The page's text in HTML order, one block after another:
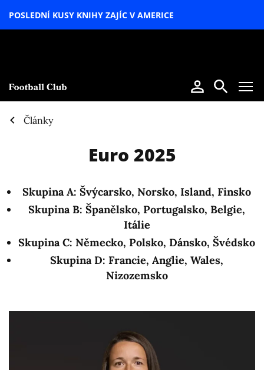
POSLEDNÍ KUSY KNIHY ZAJÍC V AMERICE
Články
Euro 2025
Skupina A: Švýcarsko, Norsko, Island, Finsko
Skupina B: Španělsko, Portugalsko, Belgie,
Itálie
Skupina C: Německo, Polsko, Dánsko, Švédsko
Skupina D: Francie, Anglie, Wales,
Nizozemsko